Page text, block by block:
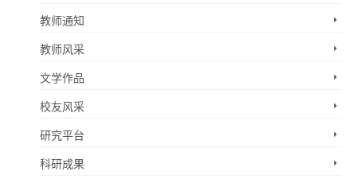
教师通知
教师风采
文学作品
校友风采
研究平台
科研成果